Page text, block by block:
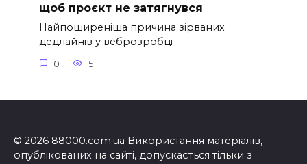
щоб проєкт не затягнувся
Найпоширеніша причина зірваних
дедлайнів у веброзробці
0 5
© 2026 88000.com.ua Використання матеріалів,
опублікованих на сайті, допускається тільки з